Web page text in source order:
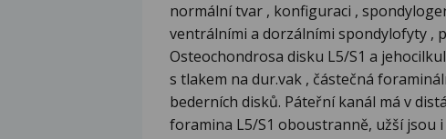
normální tvar , konfiguraci ,
ventrálními a dorzálními spondylofyty ,
Osteochondrosa disku L5/S1 a
s tlakem na dur.vak , částečná
bederních disků. Páteřní kanál má v
foramina L5/S1 oboustranně, užší jsou